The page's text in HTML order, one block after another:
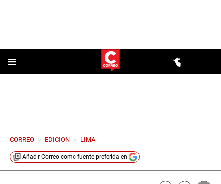
CORREO > EDICION > LIMA
Añadir Correo como fuente preferida en